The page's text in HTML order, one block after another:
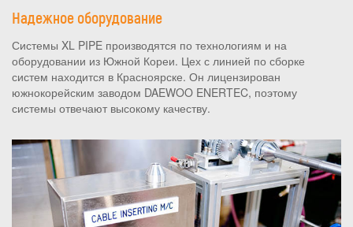
Надежное оборудование
Системы XL PIPE производятся по технологиям и на
оборудовании из Южной Кореи. Цех с линией по сборке
систем находится в Красноярске. Он лицензирован
южнокорейским заводом DAEWOO ENERTEC, поэтому
системы отвечают высокому качеству.